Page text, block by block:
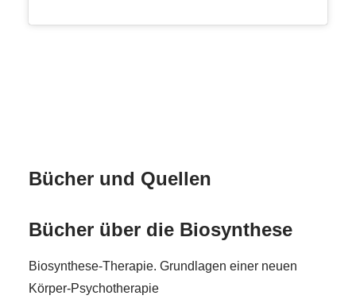
Bücher und Quellen
Bücher über die Biosynthese
Biosynthese-Therapie. Grundlagen einer neuen
Körper-Psychotherapie